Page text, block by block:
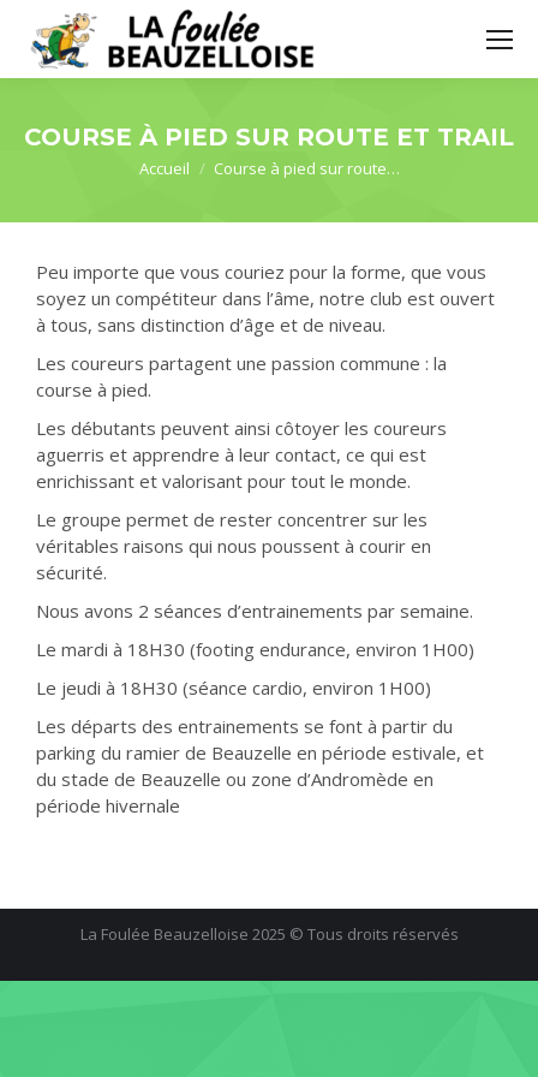
COURSE À PIED SUR ROUTE ET TRAIL
Vous êtes ici :
Accueil Course à pied sur route…
Peu importe que vous couriez pour la forme, que vous
soyez un compétiteur dans l’âme, notre club est ouvert
à tous, sans distinction d’âge et de niveau.
Les coureurs partagent une passion commune : la
course à pied.
Les débutants peuvent ainsi côtoyer les coureurs
aguerris et apprendre à leur contact, ce qui est
enrichissant et valorisant pour tout le monde.
Le groupe permet de rester concentrer sur les
véritables raisons qui nous poussent à courir en
sécurité.
Nous avons 2 séances d’entrainements par semaine.
Le mardi à 18H30 (footing endurance, environ 1H00)
Le jeudi à 18H30 (séance cardio, environ 1H00)
Les départs des entrainements se font à partir du
parking du ramier de Beauzelle en période estivale, et
du stade de Beauzelle ou zone d’Andromède en
période hivernale
La Foulée Beauzelloise 2025 © Tous droits réservés